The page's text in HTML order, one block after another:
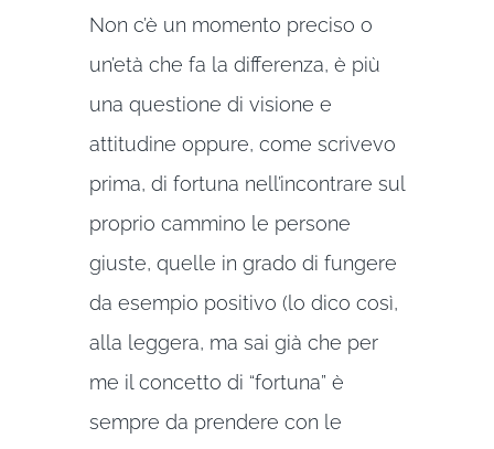
Non c’è un momento preciso o
un’età che fa la differenza, è più
una questione di visione e
attitudine oppure, come scrivevo
prima, di fortuna nell’incontrare sul
proprio cammino le persone
giuste, quelle in grado di fungere
da esempio positivo (lo dico così,
alla leggera, ma sai già che per
me il concetto di “fortuna” è
sempre da prendere con le